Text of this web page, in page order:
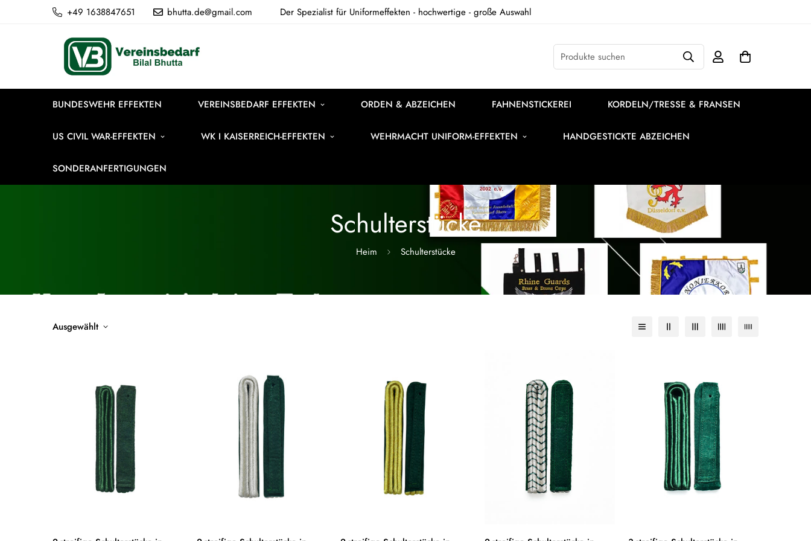
+49 1638847651 bhutta.de@gmail.com Der Spezialist für Uniformeffekten - hochwertige - große Auswahl
Produkte suchen
BUNDESWEHR EFFEKTEN VEREINSBEDARF EFFEKTEN ORDEN & ABZEICHEN FAHNENSTICKEREI KORDELN/TRESSE & FRANSEN
US CIVIL WAR-EFFEKTEN WK I KAISERREICH-EFFEKTEN WEHRMACHT UNIFORM-EFFEKTEN HANDGESTICKTE ABZEICHEN
SONDERANFERTIGUNGEN
Schulterstücke
Heim Schulterstücke
Ausgewählt